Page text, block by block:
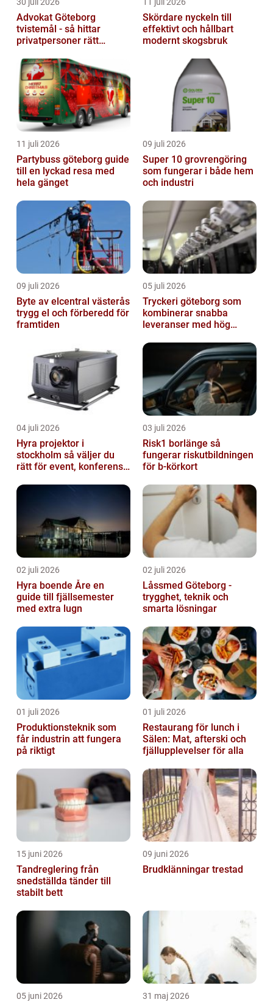
Advokat Göteborg
tvistemål - så hittar
privatpersoner rätt
Skördare nyckeln till
effektivt och hållbart
modernt skogsbruk
11 juli 2026
Partybuss göteborg guide
till en lyckad resa med
hela gänget
09 juli 2026
Super 10 grovrengöring
som fungerar i både hem
och industri
09 juli 2026
Byte av elcentral västerås
trygg el och förberedd för
framtiden
05 juli 2026
Tryckeri göteborg som
kombinerar snabba
leveranser med hög
04 juli 2026
Hyra projektor i
stockholm så väljer du
rätt för event, konferens
03 juli 2026
Risk1 borlänge så
fungerar riskutbildningen
för b-körkort
02 juli 2026
Hyra boende Åre en
guide till fjällsemester
med extra lugn
02 juli 2026
Låssmed Göteborg -
trygghet, teknik och
smarta lösningar
01 juli 2026
Produktionsteknik som
får industrin att fungera
på riktigt
01 juli 2026
Restaurang för lunch i
Sälen: Mat, afterski och
fjällupplevelser för alla
15 juni 2026
Tandreglering från
snedställda tänder till
stabilt bett
09 juni 2026
Brudklänningar trestad
05 juni 2026 31 maj 2026